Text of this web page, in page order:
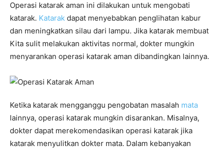
Operasi katarak aman ini dilakukan untuk mengobati
katarak. Katarak dapat menyebabkan penglihatan kabur
dan meningkatkan silau dari lampu. Jika katarak membuat
Kita sulit melakukan aktivitas normal, dokter mungkin
menyarankan operasi katarak aman dibandingkan lainnya.
Ketika katarak mengganggu pengobatan masalah mata
lainnya, operasi katarak mungkin disarankan. Misalnya,
dokter dapat merekomendasikan operasi katarak jika
katarak menyulitkan dokter mata. Dalam kebanyakan